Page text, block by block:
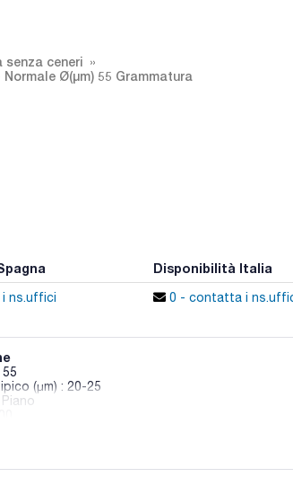
ceneri
Ø(µm) 55 Grammatura
Disponibilità Italia
ns.uffici 0 - contatta i
55
(μm) : 20-25